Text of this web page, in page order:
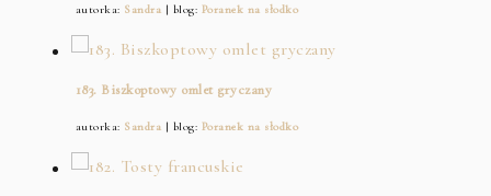
autorka: Sandra | blog: Poranek na słodko
183. Biszkoptowy omlet gryczany
autorka: Sandra | blog: Poranek na słodko